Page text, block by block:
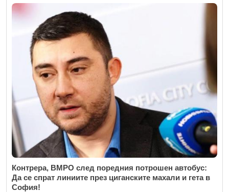
Контрера, ВМРО след поредния потрошен автобус:
Да се спрат линиите през циганските махали и гета в
София!